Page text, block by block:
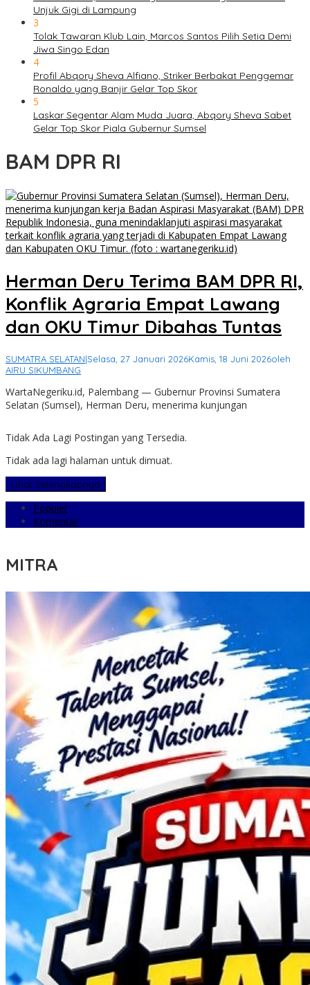
Unjuk Gigi di Lampung
3
Tolak Tawaran Klub Lain, Marcos Santos Pilih Setia Demi
Jiwa Singo Edan
4
Profil Abqory Sheva Alfiano, Striker Berbakat Penggemar
Ronaldo yang Banjir Gelar Top Skor
5
Laskar Segentar Alam Muda Juara, Abqory Sheva Sabet
Gelar Top Skor Piala Gubernur Sumsel
BAM DPR RI
Herman Deru Terima BAM DPR RI,
Konflik Agraria Empat Lawang
dan OKU Timur Dibahas Tuntas
SUMATRA SELATAN|Selasa, 27 Januari 2026Kamis, 18 Juni 2026oleh
AIRU SIKUMBANG
WartaNegeriku.id, Palembang — Gubernur Provinsi Sumatera
Selatan (Sumsel), Herman Deru, menerima kunjungan
Tidak Ada Lagi Postingan yang Tersedia.
Tidak ada lagi halaman untuk dimuat.
Lihat Selengkapnya
Populer
Komentar
MITRA